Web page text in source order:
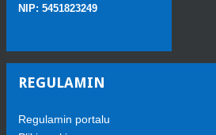
NIP: 5451823249
REGULAMIN
Regulamin portalu